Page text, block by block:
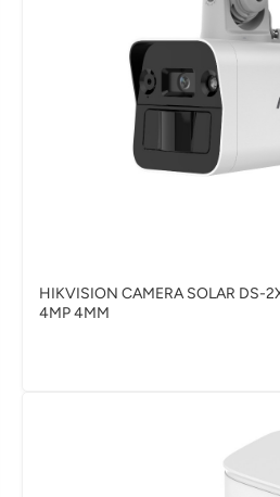
HIKVISION CAMERA SOLAR DS-
4MP 4MM